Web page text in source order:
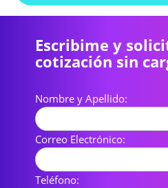
Escribime y
cotización sin
Nombre y Apellido:
Correo Electrónico:
Teléfono: